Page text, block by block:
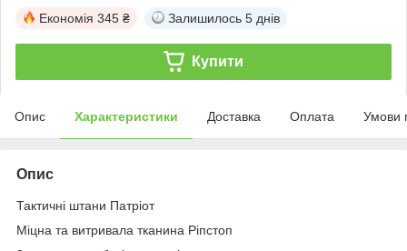
Економія 345 ₴ Залишилось 5 днів
Купити
Опис Характеристики Доставка Оплата Умови
Опис
Тактичні штани Патріот
Міцна та витривала тканина Ріпстоп